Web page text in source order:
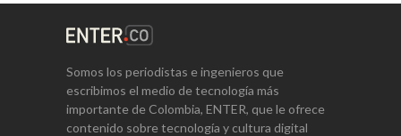
Somos los periodistas e ingenieros que
escribimos el medio de tecnología más
importante de Colombia, ENTER, que le ofrece
contenido sobre tecnología y cultura digital